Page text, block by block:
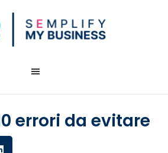
errori da evitare